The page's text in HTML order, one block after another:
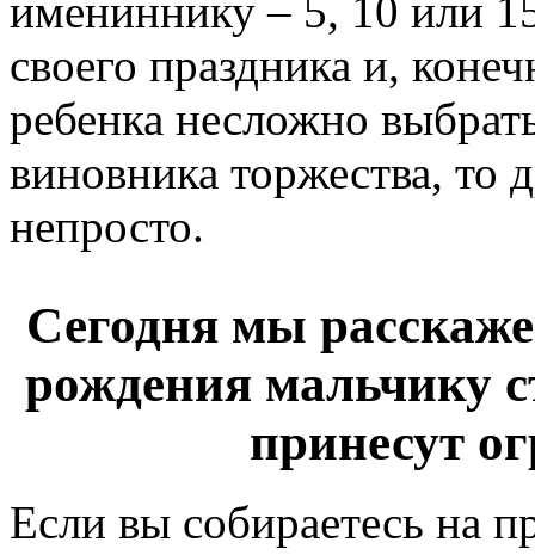
имениннику – 5, 10 или
своего праздника и,
ребенка несложно
виновника торжества, то
непросто.
Сегодня мы
рождения мальчику
принесут
Если вы собираетесь на